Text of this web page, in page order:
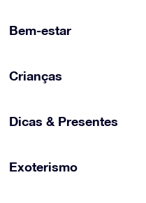
Bem-estar
Crianças
Dicas & Presentes
Exoterismo